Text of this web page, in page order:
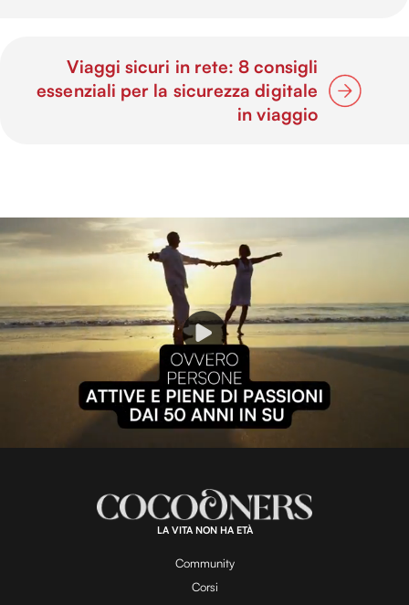
Viaggi sicuri in rete: 8 consigli
essenziali per la sicurezza digitale
in viaggio
P
l
a
y
n
:
1
0
0
.
0
LA VITA NON HA ETÀ
Community
Corsi